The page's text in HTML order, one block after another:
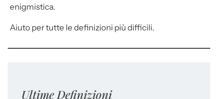
enigmistica.
Aiuto per tutte le definizioni più difficili.
Ultime Definizioni